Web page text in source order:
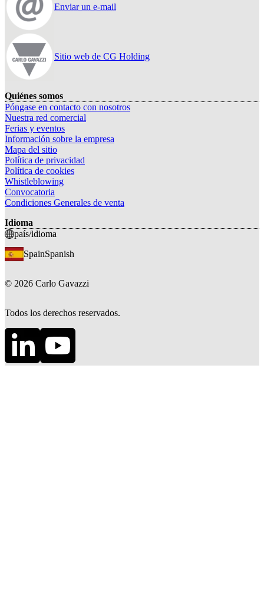
Enviar un e-mail
Sitio web de CG Holding
Quiénes somos
Póngase en contacto con nosotros
Nuestra red comercial
Ferias y eventos
Información sobre la empresa
Mapa del sitio
Política de privacidad
Política de cookies
Whistleblowing
Convocatoria
Condiciones Generales de venta
Idioma
país/idioma
SpainSpanish
© 2026 Carlo Gavazzi
Todos los derechos reservados.